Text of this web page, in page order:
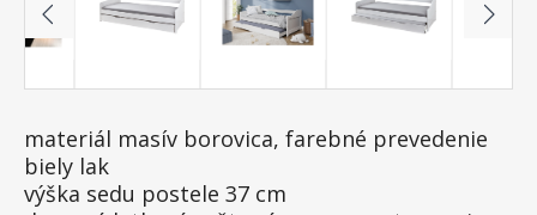
materiál masív borovica, farebné prevedenie
biely lak
výška sedu postele 37 cm